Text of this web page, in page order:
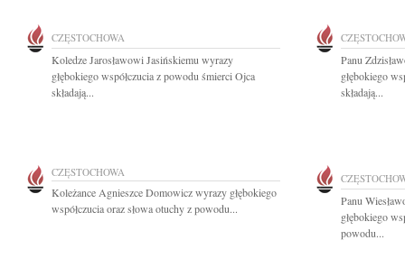
CZĘSTOCHOWA
Koledze Jarosławowi Jasińskiemu wyrazy
głębokiego współczucia z powodu śmierci Ojca
składają...
Panu
głębokiego
składają...
CZĘSTOCHOWA
Koleżance Agnieszce Domowicz wyrazy głębokiego
współczucia oraz słowa otuchy z powodu...
Panu
głębokiego
powodu...